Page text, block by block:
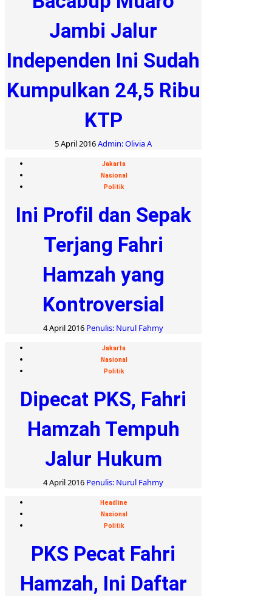
Jambi Jalur
Independen Ini Sudah
Kumpulkan 24,5 Ribu
KTP
5 April 2016Admin: Olivia A
Jakarta
Nasional
Politik
Ini Profil dan Sepak
Terjang Fahri
Hamzah yang
Kontroversial
4 April 2016 Penulis: Nurul Fahmy
Jakarta
Nasional
Politik
Dipecat PKS, Fahri
Hamzah Tempuh
Jalur Hukum
4 April 2016 Penulis: Nurul Fahmy
Headline
Nasional
Politik
PKS Pecat Fahri
Hamzah, Ini Daftar